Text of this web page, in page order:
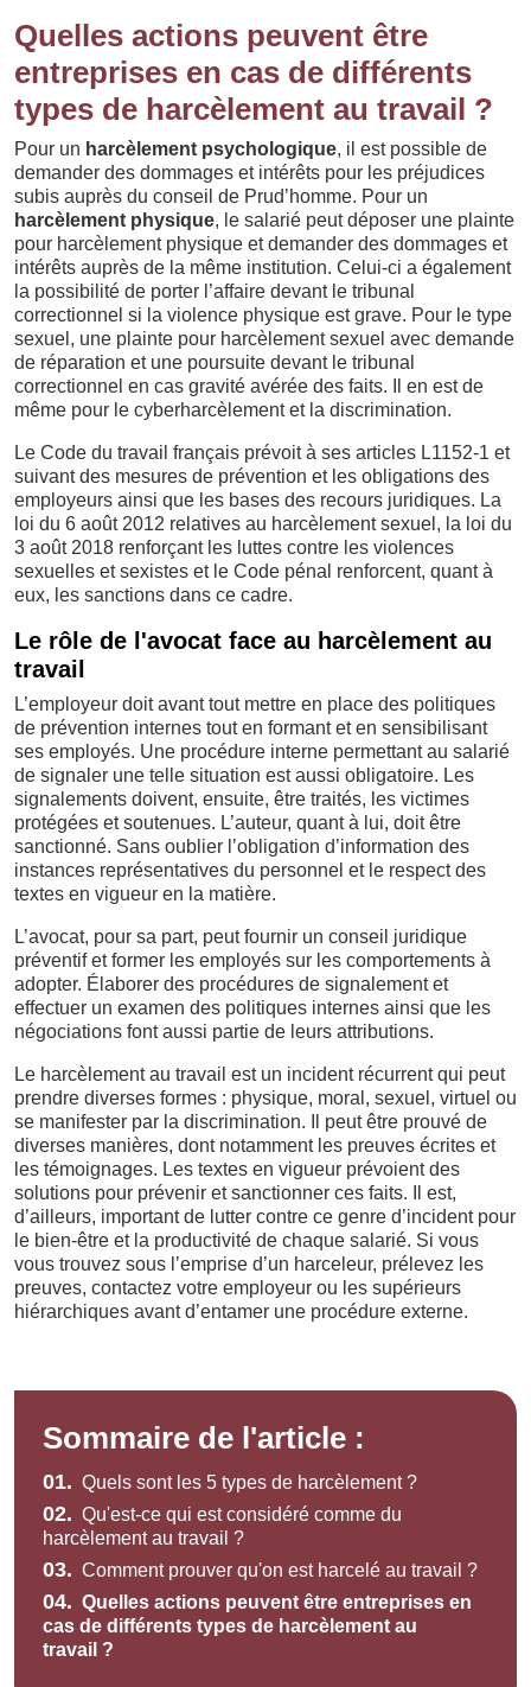
Quelles actions peuvent être
entreprises en cas de différents
types de harcèlement au travail ?
Pour un harcèlement psychologique, il est possible de
demander des dommages et intérêts pour les préjudices
subis auprès du conseil de Prud’homme. Pour un
harcèlement physique, le salarié peut déposer une plainte
pour harcèlement physique et demander des dommages et
intérêts auprès de la même institution. Celui-ci a également
la possibilité de porter l’affaire devant le tribunal
correctionnel si la violence physique est grave. Pour le type
sexuel, une plainte pour harcèlement sexuel avec demande
de réparation et une poursuite devant le tribunal
correctionnel en cas gravité avérée des faits. Il en est de
même pour le cyberharcèlement et la discrimination.
Le Code du travail français prévoit à ses articles L1152-1 et
suivant des mesures de prévention et les obligations des
employeurs ainsi que les bases des recours juridiques. La
loi du 6 août 2012 relatives au harcèlement sexuel, la loi du
3 août 2018 renforçant les luttes contre les violences
sexuelles et sexistes et le Code pénal renforcent, quant à
eux, les sanctions dans ce cadre.
Le rôle de l'avocat face au harcèlement au
travail
L’employeur doit avant tout mettre en place des politiques
de prévention internes tout en formant et en sensibilisant
ses employés. Une procédure interne permettant au salarié
de signaler une telle situation est aussi obligatoire. Les
signalements doivent, ensuite, être traités, les victimes
protégées et soutenues. L’auteur, quant à lui, doit être
sanctionné. Sans oublier l’obligation d’information des
instances représentatives du personnel et le respect des
textes en vigueur en la matière.
L’avocat, pour sa part, peut fournir un conseil juridique
préventif et former les employés sur les comportements à
adopter. Élaborer des procédures de signalement et
effectuer un examen des politiques internes ainsi que les
négociations font aussi partie de leurs attributions.
Le harcèlement au travail est un incident récurrent qui peut
prendre diverses formes : physique, moral, sexuel, virtuel ou
se manifester par la discrimination. Il peut être prouvé de
diverses manières, dont notamment les preuves écrites et
les témoignages. Les textes en vigueur prévoient des
solutions pour prévenir et sanctionner ces faits. Il est,
d’ailleurs, important de lutter contre ce genre d’incident pour
le bien-être et la productivité de chaque salarié. Si vous
vous trouvez sous l’emprise d’un harceleur, prélevez les
preuves, contactez votre employeur ou les supérieurs
hiérarchiques avant d’entamer une procédure externe.
Sommaire de l'article :
01. Quels sont les 5 types de harcèlement ?
02. Qu'est-ce qui est considéré comme du
harcèlement au travail ?
03. Comment prouver qu'on est harcelé au travail ?
04. Quelles actions peuvent être entreprises en
cas de différents types de harcèlement au
travail ?